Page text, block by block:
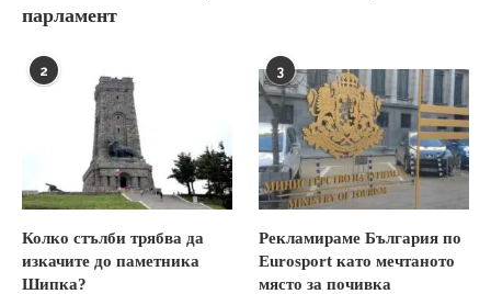
парламент
2
Колко стълби трябва да
изкачите до паметника
Шипка?
3
Рекламираме България по
Eurosport като мечтаното
място за почивка